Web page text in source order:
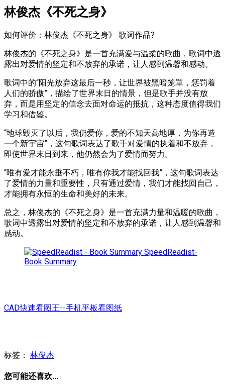
林俊杰《不死之身》
如何评价：林俊杰《不死之身》 歌词作品?
林俊杰的《不死之身》是一首充满爱与温柔的歌曲，歌词中透
露出对爱情的坚定和不放弃的承诺，让人感到温馨和感动。
歌词中的“阳光放弃这最后一秒，让世界被黑暗笼罩，惩罚着
人们的骄傲”，描绘了世界末日的情景，但是歌手并没有放
弃，而是用坚定的信念去面对命运的抵抗，这种态度值得我们
学习和借鉴。
“地球毁灭了以后，我仍爱你，爱的不知天高地厚，为你再造
一个新宇宙”，这句歌词表达了歌手对爱情的执着和不放弃，
即使世界末日到来，他仍然会为了爱情而努力。
“唯有爱才能永垂不朽，唯有你我才能找回我”，这句歌词表达
了爱情的力量和重要性，只有通过爱情，我们才能找回自己，
才能拥有永恒的生命和美好的未来。
总之，林俊杰的《不死之身》是一首充满力量和温暖的歌曲，
歌词中透露出对爱情的坚定和不放弃的承诺，让人感到温馨和
感动。
SpeedReadist-
Book Summary
CAD快速看图王--手机平板看图纸
标签： 林俊杰
您可能还喜欢...